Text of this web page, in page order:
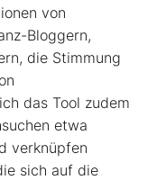
von
Bloggern,
die Stimmung
das Tool zudem
etwa
verknüpfen
sich auf die